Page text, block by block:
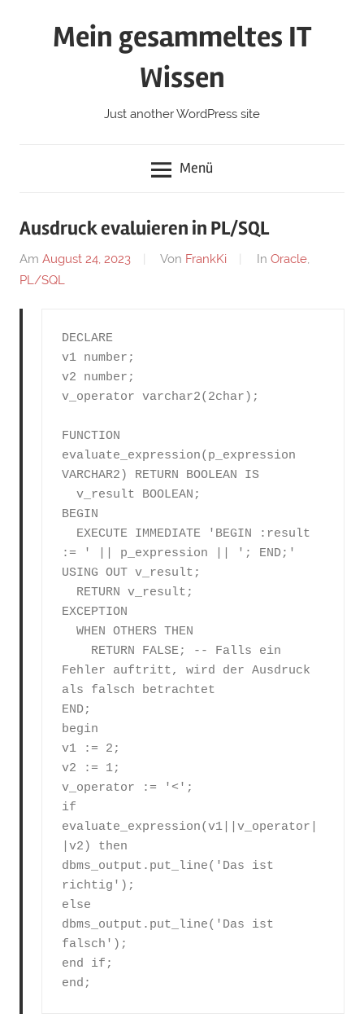
Mein gesammeltes IT
Wissen
Just another WordPress site
Menü
Ausdruck evaluieren in PL/SQL
Am August 24, 2023 Von FrankKi In Oracle,
PL/SQL
DECLARE
v1 number;
v2 number;
v_operator varchar2(2char);
FUNCTION
evaluate_expression(p_expression
VARCHAR2) RETURN BOOLEAN IS
BEGIN
:= ' || p_expression || '; END;'
USING OUT v_result;
EXCEPTION
Fehler auftritt, wird der Ausdruck
als falsch betrachtet
END;
begin
v1 := 2;
v2 := 1;
v_operator := '<';
if
evaluate_expression(v1||v_operator|
|v2) then
dbms_output.put_line('Das ist
richtig');
else
dbms_output.put_line('Das ist
falsch');
end if;
end;